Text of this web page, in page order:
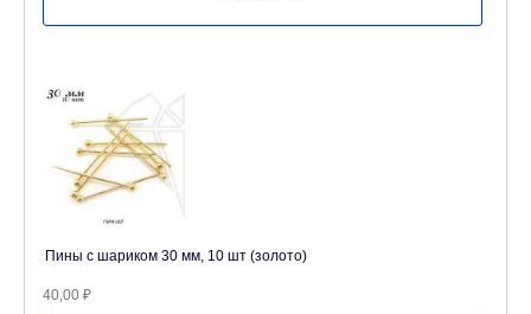
Пины с шариком 30 мм, 10 шт (золото)
40,00 ₽